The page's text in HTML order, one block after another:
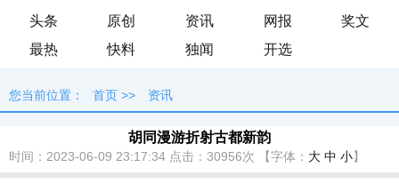
头条 原创 资讯 网报
奖文
最热
快料 独闻 开选
您当前位置： 首页 >> 资讯
胡同漫游折射古都新韵
时间：2023-06-09 23:17:34 点击： 30956次 【字体： 大 中 小】